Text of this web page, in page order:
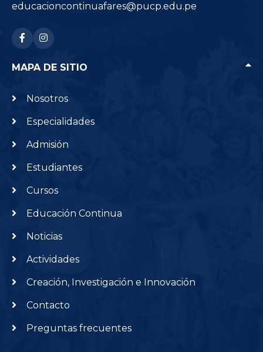
educacioncontinuafares@pucp.edu.pe
RRSS: facebook-f
RRSS: instagram
MAPA DE SITIO
Nosotros
Especialidades
Admisión
Estudiantes
Cursos
Educación Continua
Noticias
Actividades
Creación, Investigación e Innovación
Contacto
Preguntas frecuentes